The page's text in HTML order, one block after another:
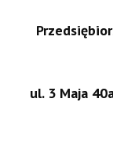
ul. 3 Maja